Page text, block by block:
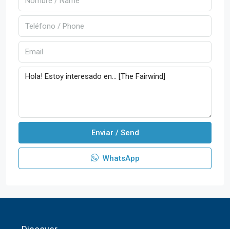
Enviar / Send
WhatsApp